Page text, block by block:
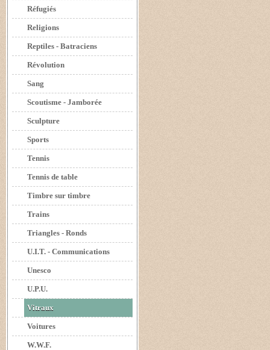
Réfugiés
Religions
Reptiles - Batraciens
Révolution
Sang
Scoutisme - Jamborée
Sculpture
Sports
Tennis
Tennis de table
Timbre sur timbre
Trains
Triangles - Ronds
U.I.T. - Communications
Unesco
U.P.U.
Vitraux
Voitures
W.W.F.